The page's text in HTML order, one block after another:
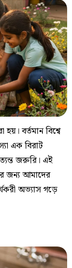
বর্তমান বিশ্বে
এক বিরাট
জরুরি। এই
জন্য আমাদের
অভ্যাস গড়ে